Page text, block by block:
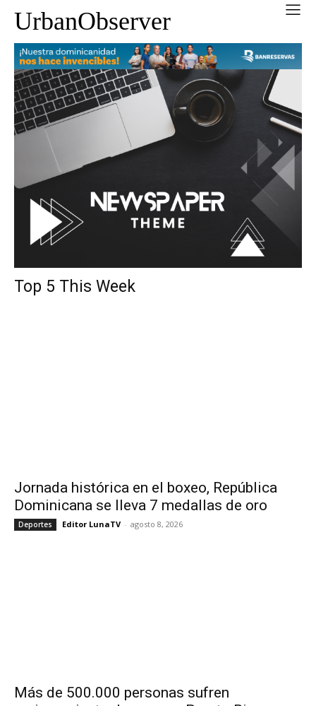
UrbanObserver
Top 5 This Week
Jornada histórica en el boxeo, República
Dominicana se lleva 7 medallas de oro
Deportes Editor LunaTV - agosto 8, 2026
Más de 500.000 personas sufren